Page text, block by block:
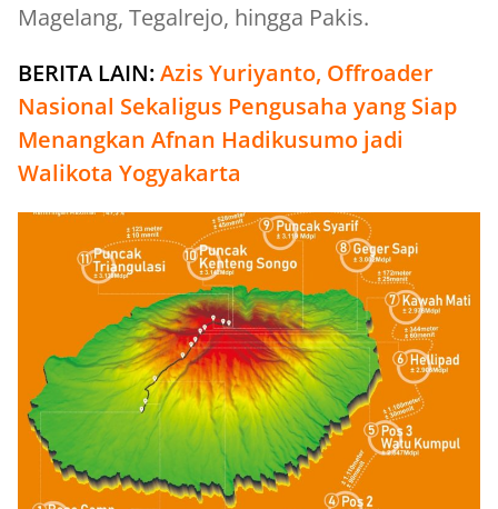
Magelang, Tegalrejo, hingga Pakis.
BERITA LAIN:Azis Yuriyanto, Offroader
Nasional Sekaligus Pengusaha yang Siap
Menangkan Afnan Hadikusumo jadi
Walikota Yogyakarta